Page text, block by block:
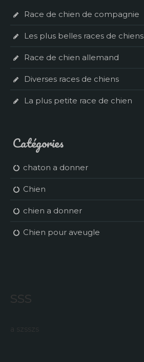
Race de chien de compagnie
Les plus belles races de chiens
Race de chien allemand
Diverses races de chiens
La plus petite race de chien
Catégories
chaton a donner
Chien
chien a donner
Chien pour aveugle
sss
a szsszs